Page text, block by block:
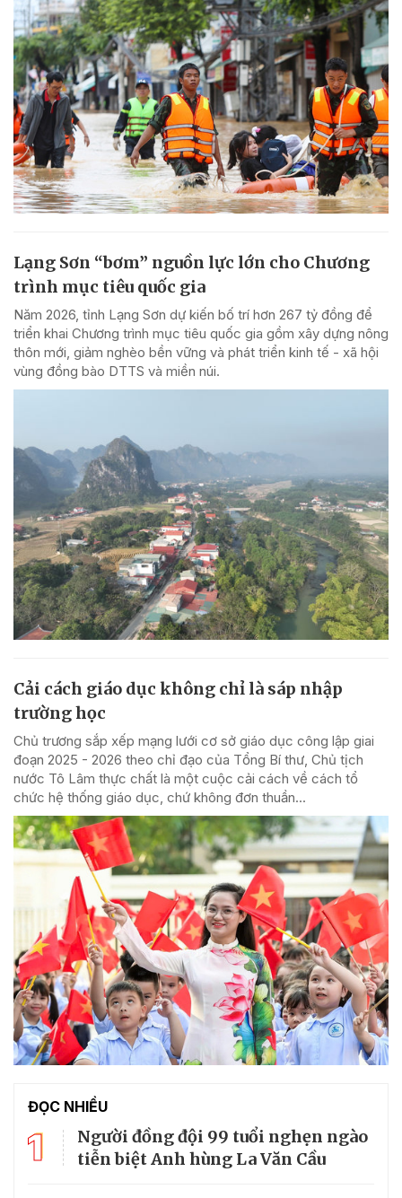
Lạng Sơn “bơm” nguồn lực lớn cho Chương
trình mục tiêu quốc gia
Năm 2026, tỉnh Lạng Sơn dự kiến bố trí hơn 267 tỷ đồng để
triển khai Chương trình mục tiêu quốc gia gồm xây dựng nông
thôn mới, giảm nghèo bền vững và phát triển kinh tế - xã hội
vùng đồng bào DTTS và miền núi.
Cải cách giáo dục không chỉ là sáp nhập
trường học
Chủ trương sắp xếp mạng lưới cơ sở giáo dục công lập giai
đoạn 2025 - 2026 theo chỉ đạo của Tổng Bí thư, Chủ tịch
nước Tô Lâm thực chất là một cuộc cải cách về cách tổ
chức hệ thống giáo dục, chứ không đơn thuần...
ĐỌC NHIỀU
1
Người đồng đội 99 tuổi nghẹn ngào
tiễn biệt Anh hùng La Văn Cầu